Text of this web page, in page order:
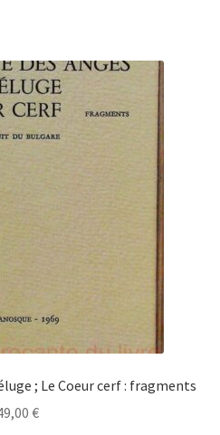
; Le Coeur cerf : fragments
€